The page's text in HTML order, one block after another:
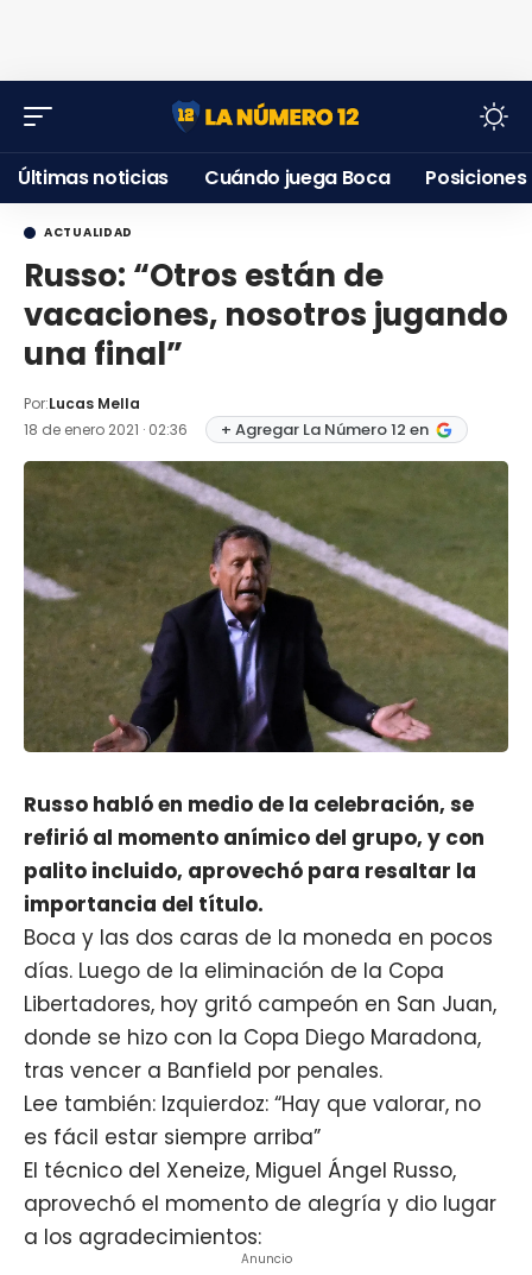
Últimas noticias Cuándo juega Boca Posiciones
ACTUALIDAD
Russo: “Otros están de
vacaciones, nosotros jugando
una final”
Por:Lucas Mella
18 de enero 2021 · 02:36
+ Agregar La Número 12 en
Russo habló en medio de la celebración, se
refirió al momento anímico del grupo, y con
palito incluido, aprovechó para resaltar la
importancia del título.
Boca y las dos caras de la moneda en pocos
días. Luego de la eliminación de la Copa
Libertadores, hoy gritó campeón en San Juan,
donde se hizo con la Copa Diego Maradona,
tras vencer a Banfield por penales.
Lee también: Izquierdoz: “Hay que valorar, no
es fácil estar siempre arriba”
El técnico del Xeneize, Miguel Ángel Russo,
aprovechó el momento de alegría y dio lugar
a los agradecimientos:
Anuncio